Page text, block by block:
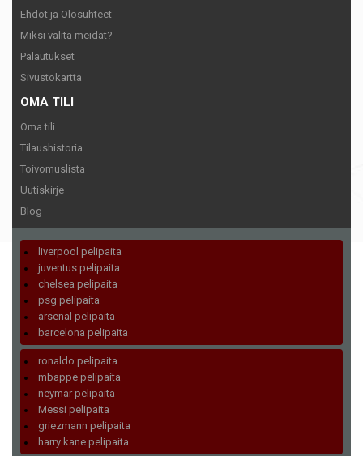
Ehdot ja Olosuhteet
Miksi valita meidät?
Palautukset
Sivustokartta
OMA TILI
Oma tili
Tilaushistoria
Toivomuslista
Uutiskirje
Blog
liverpool pelipaita
juventus pelipaita
chelsea pelipaita
psg pelipaita
arsenal pelipaita
barcelona pelipaita
ronaldo pelipaita
mbappe pelipaita
neymar pelipaita
Messi pelipaita
griezmann pelipaita
harry kane pelipaita